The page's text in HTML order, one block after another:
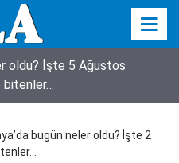
oldu? İşte 5 Ağustos
bitenler…
bugün neler oldu? İşte 2